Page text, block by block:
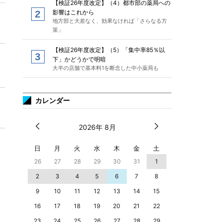
【検証26年度改定】（4）都市部の薬局への
影響はこれから
地方部と大差なく、効果なければ「さらなる方
策」
【検証26年度改定】（5）「集中率85％以
下」かどうかで明暗
大半の店舗で基本料1を断念した中小薬局も
カレンダー
2026年 8月
日 月 火 水 木 金 土
26 27 28 29 30 31
1
2
3 4 5 6 7
8
9
10 11 12 13 14
15
16
17 18 19 20 21
22